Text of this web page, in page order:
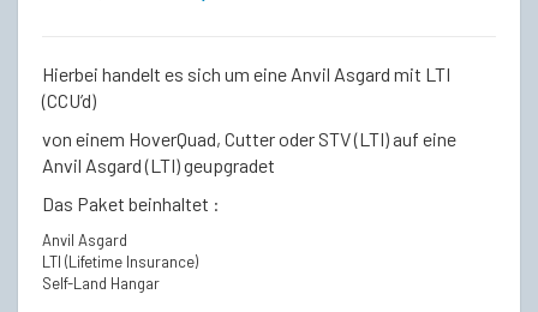
€375,00€316,50.
Hierbei handelt es sich um eine Anvil Asgard mit LTI
(CCU’d)
von einem HoverQuad, Cutter oder STV (LTI) auf eine
Anvil Asgard (LTI) geupgradet
Das Paket beinhaltet :
Anvil Asgard
LTI (Lifetime Insurance)
Self-Land Hangar